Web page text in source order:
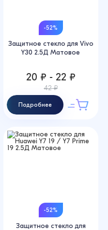
-52%
Защитное стекло для Vivo
Y30 2.5Д Матовое
20 ₽ - 22 ₽
42 ₽
Подробнее
-52%
Защитное стекло для